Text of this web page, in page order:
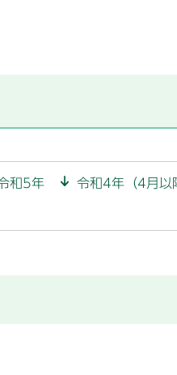
和5年 令和4年（4月以